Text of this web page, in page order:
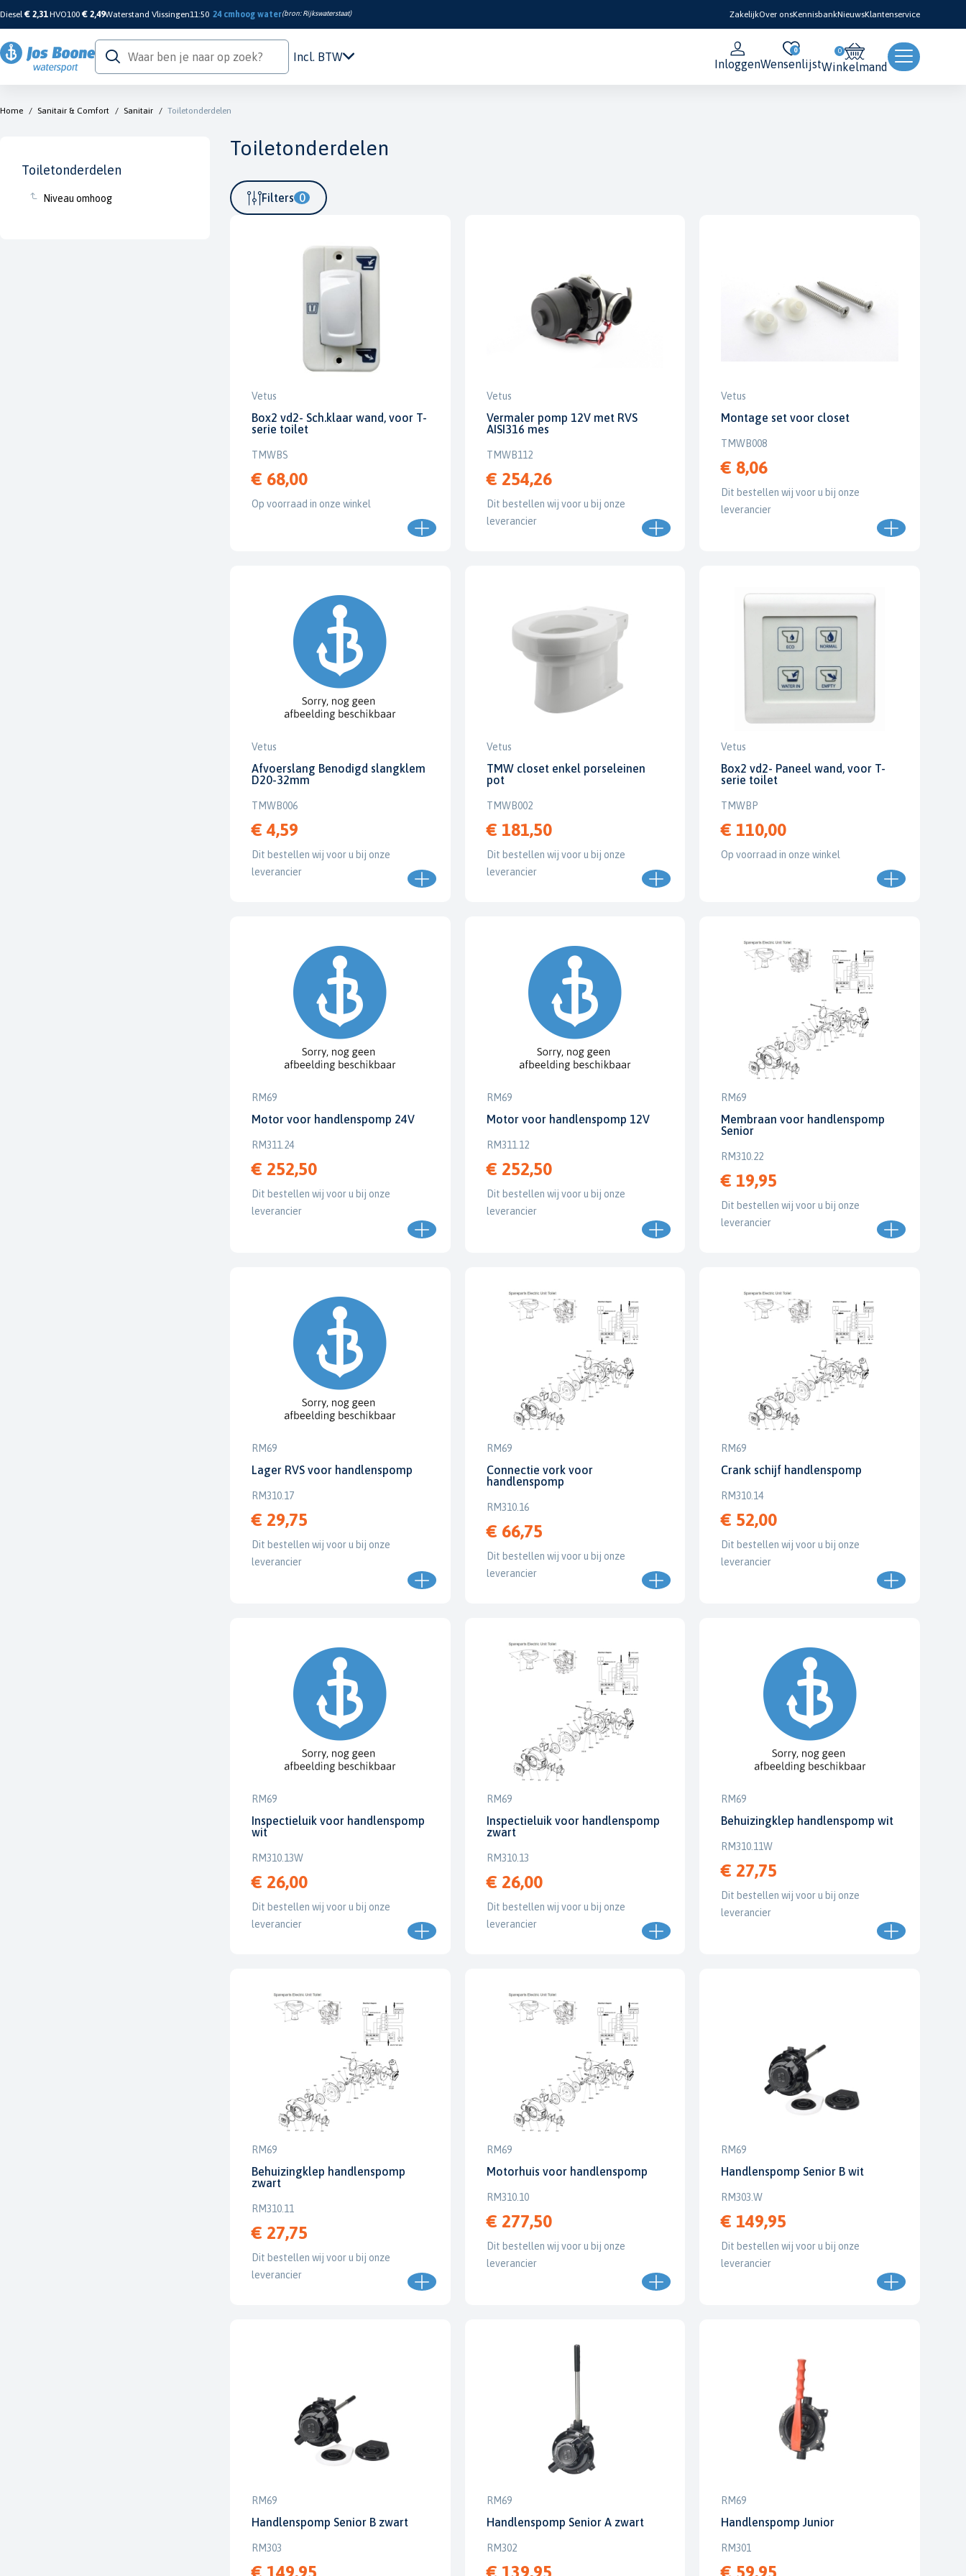
Diesel€ 2,31 HVO100 € 2,49Waterstand Vlissingen11:50 24 cm hoog water(bron:Rijkswaterstaat) ZakelijkOver onsKennisbankNieuwsKlantenservice
Sanitair & Comfort
Rubberboten & Motoren
Incl. BTW
Inloggen
0
WensenlijstWinkelmand
Home / Sanitair & Comfort / Sanitair / Toiletonderdelen
Toiletonderdelen
Niveau omhoog
Toiletonderdelen
Filters 0
Vetus
Box2 vd2- Sch.klaar wand, voor T-
serie toilet
TMWBS
€ 68,00
Op voorraad in onze winkel
Vetus
Vermaler pomp 12V met RVS
AISI316 mes
TMWB112
€ 254,26
Dit bestellen wij voor u bij onze
leverancier
Vetus
Montage set voor closet
TMWB008
€ 8,06
Dit bestellen wij voor u bij onze
leverancier
Vetus
Afvoerslang Benodigd slangklem
D20-32mm
TMWB006
€ 4,59
Dit bestellen wij voor u bij onze
leverancier
Vetus
TMW closet enkel porseleinen
pot
TMWB002
€ 181,50
Dit bestellen wij voor u bij onze
leverancier
Vetus
Box2 vd2- Paneel wand, voor T-
serie toilet
TMWBP
€ 110,00
Op voorraad in onze winkel
RM69
Motor voor handlenspomp 24V
RM311.24
€ 252,50
Dit bestellen wij voor u bij onze
leverancier
RM69
Motor voor handlenspomp 12V
RM311.12
€ 252,50
Dit bestellen wij voor u bij onze
leverancier
RM69
Membraan voor handlenspomp
Senior
RM310.22
€ 19,95
Dit bestellen wij voor u bij onze
leverancier
RM69
Lager RVS voor handlenspomp
RM310.17
€ 29,75
Dit bestellen wij voor u bij onze
leverancier
RM69
Connectie vork voor
handlenspomp
RM310.16
€ 66,75
Dit bestellen wij voor u bij onze
leverancier
RM69
Crank schijf handlenspomp
RM310.14
€ 52,00
Dit bestellen wij voor u bij onze
leverancier
RM69
Inspectieluik voor handlenspomp
wit
RM310.13W
€ 26,00
Dit bestellen wij voor u bij onze
leverancier
RM69
Inspectieluik voor handlenspomp
zwart
RM310.13
€ 26,00
Dit bestellen wij voor u bij onze
leverancier
RM69
Behuizingklep handlenspomp wit
RM310.11W
€ 27,75
Dit bestellen wij voor u bij onze
leverancier
RM69
Behuizingklep handlenspomp
zwart
RM310.11
€ 27,75
Dit bestellen wij voor u bij onze
leverancier
RM69
Motorhuis voor handlenspomp
RM310.10
€ 277,50
Dit bestellen wij voor u bij onze
leverancier
RM69
Handlenspomp Senior B wit
RM303.W
€ 149,95
Dit bestellen wij voor u bij onze
leverancier
RM69
Handlenspomp Senior B zwart
RM303
€ 149,95
RM69
Handlenspomp Senior A zwart
RM302
€ 139,95
RM69
Handlenspomp Junior
RM301
€ 59,95